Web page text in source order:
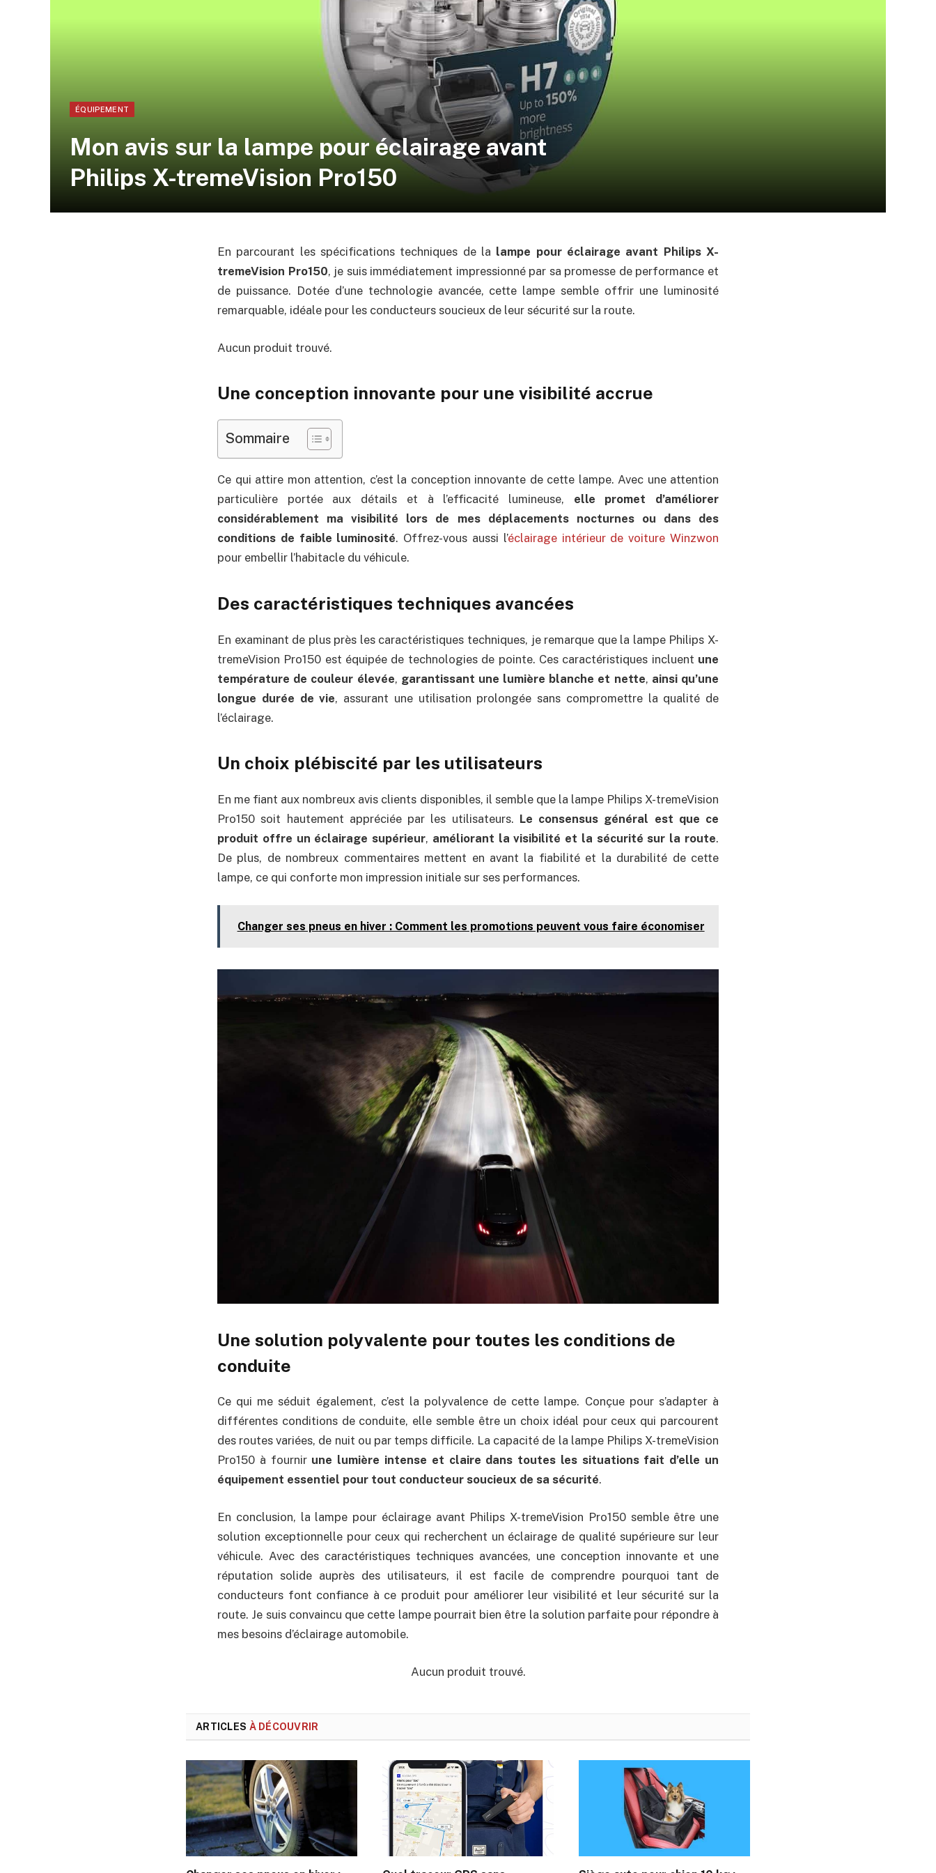
ÉQUIPEMENT
Mon avis sur la lampe pour éclairage avant
Philips X-tremeVision Pro150
En parcourant les spécifications techniques de la lampe pour éclairage avant Philips X-
tremeVision Pro150, je suis immédiatement impressionné par sa promesse de performance et
de puissance. Dotée d’une technologie avancée, cette lampe semble offrir une luminosité
remarquable, idéale pour les conducteurs soucieux de leur sécurité sur la route.
Aucun produit trouvé.
Une conception innovante pour une visibilité accrue
Sommaire
Ce qui attire mon attention, c’est la conception innovante de cette lampe. Avec une attention
particulière portée aux détails et à l’efficacité lumineuse, elle promet d’améliorer
considérablement ma visibilité lors de mes déplacements nocturnes ou dans des
conditions de faible luminosité. Offrez-vous aussi l’éclairage intérieur de voiture Winzwon
pour embellir l’habitacle du véhicule.
Des caractéristiques techniques avancées
En examinant de plus près les caractéristiques techniques, je remarque que la lampe Philips X-
tremeVision Pro150 est équipée de technologies de pointe. Ces caractéristiques incluent une
température de couleur élevée, garantissant une lumière blanche et nette, ainsi qu’une
longue durée de vie, assurant une utilisation prolongée sans compromettre la qualité de
l’éclairage.
Un choix plébiscité par les utilisateurs
En me fiant aux nombreux avis clients disponibles, il semble que la lampe Philips X-tremeVision
Pro150 soit hautement appréciée par les utilisateurs. Le consensus général est que ce
produit offre un éclairage supérieur, améliorant la visibilité et la sécurité sur la route.
De plus, de nombreux commentaires mettent en avant la fiabilité et la durabilité de cette
lampe, ce qui conforte mon impression initiale sur ses performances.
Changer ses pneus en hiver : Comment les promotions peuvent vous faire économiser
Une solution polyvalente pour toutes les conditions de
conduite
Ce qui me séduit également, c’est la polyvalence de cette lampe. Conçue pour s’adapter à
différentes conditions de conduite, elle semble être un choix idéal pour ceux qui parcourent
des routes variées, de nuit ou par temps difficile. La capacité de la lampe Philips X-tremeVision
Pro150 à fournir une lumière intense et claire dans toutes les situations fait d’elle un
équipement essentiel pour tout conducteur soucieux de sa sécurité.
En conclusion, la lampe pour éclairage avant Philips X-tremeVision Pro150 semble être une
solution exceptionnelle pour ceux qui recherchent un éclairage de qualité supérieure sur leur
véhicule. Avec des caractéristiques techniques avancées, une conception innovante et une
réputation solide auprès des utilisateurs, il est facile de comprendre pourquoi tant de
conducteurs font confiance à ce produit pour améliorer leur visibilité et leur sécurité sur la
route. Je suis convaincu que cette lampe pourrait bien être la solution parfaite pour répondre à
mes besoins d’éclairage automobile.
Aucun produit trouvé.
ARTICLES À DÉCOUVRIR